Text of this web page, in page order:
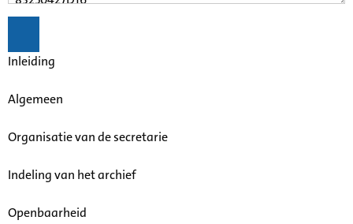
Inleiding
Algemeen
Organisatie van de secretarie
Indeling van het archief
Openbaarheid